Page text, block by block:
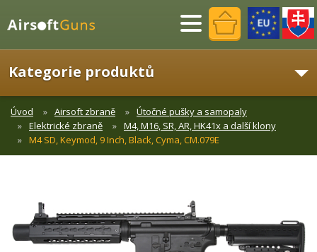
Menu
Kategorie produktů
Úvod Airsoft zbraně
Útočné pušky a samopaly
Elektrické zbraně
M4, M16, SR, AR, HK41x a další klony
M4 SD, Keymod, 9 Inch, Black, Cyma, CM.079E